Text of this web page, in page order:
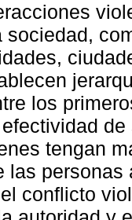
sociedad,
los
tengan
las
conflicto